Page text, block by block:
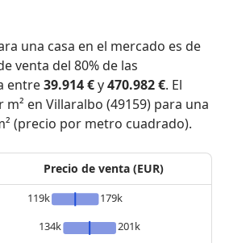
una casa en el mercado es de
venta del 80% de las
entre39.914 €y470.982 €. El
en Villaralbo (49159) para una
(precio por metro cuadrado).
Precio de venta (EUR)
119k
179k
134k
201k